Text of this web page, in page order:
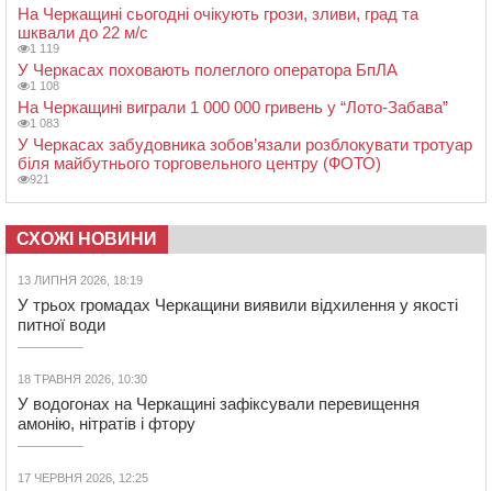
На Черкащині сьогодні очікують грози, зливи, град та
шквали до 22 м/с
1 119
У Черкасах поховають полеглого оператора БпЛА
1 108
На Черкащині виграли 1 000 000 гривень у “Лото-Забава”
1 083
У Черкасах забудовника зобов’язали розблокувати тротуар
біля майбутнього торговельного центру (ФОТО)
921
СХОЖІ НОВИНИ
13 ЛИПНЯ 2026, 18:19
У трьох громадах Черкащини виявили відхилення у якості
питної води
18 ТРАВНЯ 2026, 10:30
У водогонах на Черкащині зафіксували перевищення
амонію, нітратів і фтору
17 ЧЕРВНЯ 2026, 12:25